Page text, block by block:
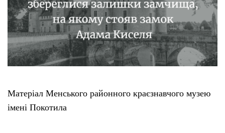
Матеріал Менського районного краєзнавчого музею
імені Покотила